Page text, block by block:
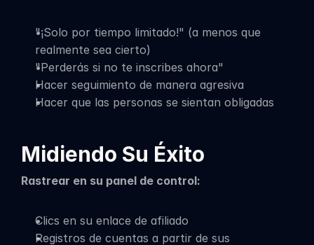
"¡Solo por tiempo limitado!" (a menos que
realmente sea cierto)
"Perderás si no te inscribes ahora"
Hacer seguimiento de manera agresiva
Hacer que las personas se sientan obligadas
Midiendo Su Éxito
Rastrear en su panel de control:
Clics en su enlace de afiliado
Registros de cuentas a partir de sus